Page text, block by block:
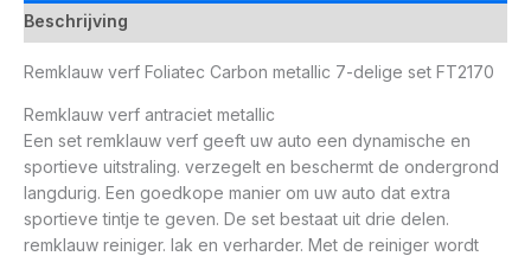
Beschrijving
Remklauw verf Foliatec Carbon metallic 7-delige set FT2170
Remklauw verf antraciet metallic
Een set remklauw verf geeft uw auto een dynamische en
sportieve uitstraling. verzegelt en beschermt de ondergrond
langdurig. Een goedkope manier om uw auto dat extra
sportieve tintje te geven. De set bestaat uit drie delen.
remklauw reiniger. lak en verharder. Met de reiniger wordt